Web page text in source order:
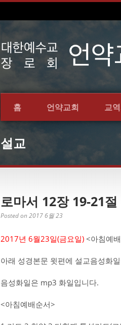
홈 언약교회 교
설교
로마서 12장 19-21
Posted on 2017 6월 23
2017년 6월23일(금요일) <아침예
아래 성경본문 윗편에 설교음성화
음성화일은 mp3 화일입니다.
<아침예배순서>